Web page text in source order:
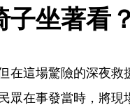
坐著看？
在這場驚險的深夜
眾在事發當時，將現